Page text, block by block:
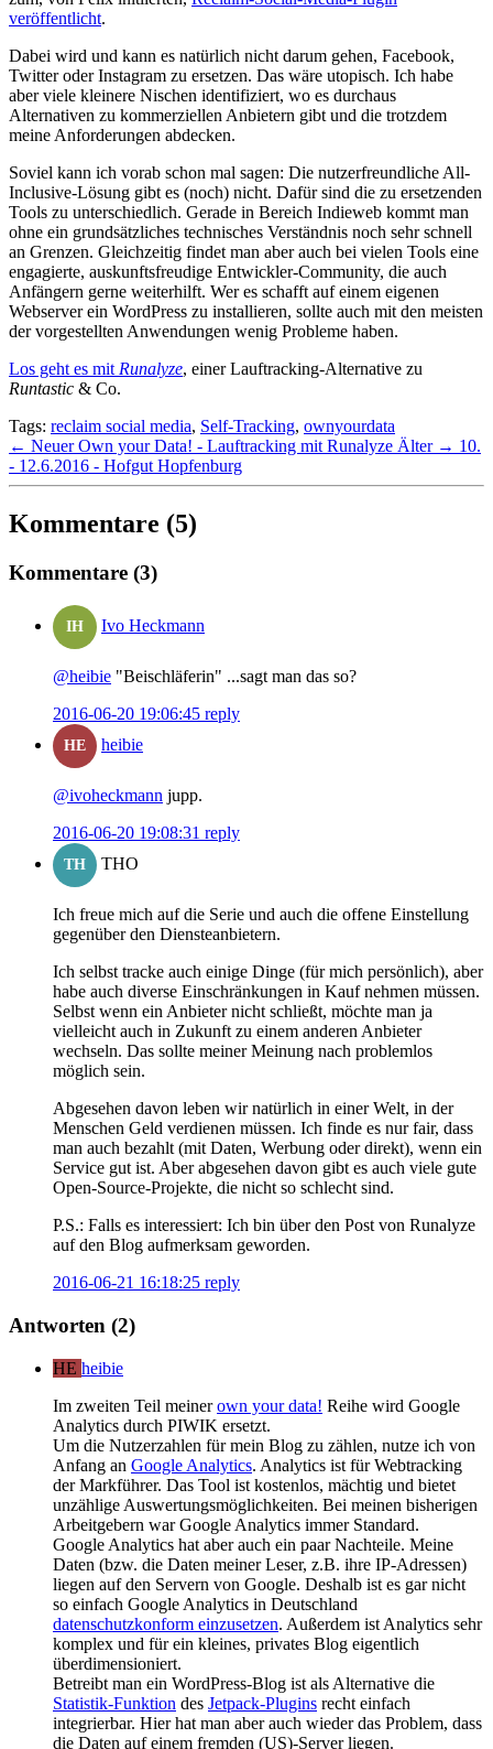
veröffentlicht.
Dabei wird und kann es natürlich nicht darum gehen, Facebook,
Twitter oder Instagram zu ersetzen. Das wäre utopisch. Ich habe
aber viele kleinere Nischen identifiziert, wo es durchaus
Alternativen zu kommerziellen Anbietern gibt und die trotzdem
meine Anforderungen abdecken.
Soviel kann ich vorab schon mal sagen: Die nutzerfreundliche All-
Inclusive-Lösung gibt es (noch) nicht. Dafür sind die zu ersetzenden
Tools zu unterschiedlich. Gerade in Bereich Indieweb kommt man
ohne ein grundsätzliches technisches Verständnis noch sehr schnell
an Grenzen. Gleichzeitig findet man aber auch bei vielen Tools eine
engagierte, auskunftsfreudige Entwickler-Community, die auch
Anfängern gerne weiterhilft. Wer es schafft auf einem eigenen
Webserver ein WordPress zu installieren, sollte auch mit den meisten
der vorgestellten Anwendungen wenig Probleme haben.
Los geht es mit Runalyze, einer Lauftracking-Alternative zu
Runtastic & Co.
Tags: reclaim social media, Self-Tracking, ownyourdata
← Neuer Own your Data! - Lauftracking mit Runalyze Älter → 10.
- 12.6.2016 - Hofgut Hopfenburg
Kommentare (5)
Kommentare (3)
IH Ivo Heckmann
@heibie "Beischläferin" ...sagt man das so?
2016-06-20 19:06:45 reply
HE heibie
@ivoheckmann jupp.
2016-06-20 19:08:31 reply
TH THO
Ich freue mich auf die Serie und auch die offene Einstellung
gegenüber den Diensteanbietern.
Ich selbst tracke auch einige Dinge (für mich persönlich), aber
habe auch diverse Einschränkungen in Kauf nehmen müssen.
Selbst wenn ein Anbieter nicht schließt, möchte man ja
vielleicht auch in Zukunft zu einem anderen Anbieter
wechseln. Das sollte meiner Meinung nach problemlos
möglich sein.
Abgesehen davon leben wir natürlich in einer Welt, in der
Menschen Geld verdienen müssen. Ich finde es nur fair, dass
man auch bezahlt (mit Daten, Werbung oder direkt), wenn ein
Service gut ist. Aber abgesehen davon gibt es auch viele gute
Open-Source-Projekte, die nicht so schlecht sind.
P.S.: Falls es interessiert: Ich bin über den Post von Runalyze
auf den Blog aufmerksam geworden.
2016-06-21 16:18:25 reply
Antworten (2)
HE heibie
Im zweiten Teil meinerown your data! Reihe wird Google
Analytics durch PIWIK ersetzt.
Um die Nutzerzahlen für mein Blog zu zählen, nutze ich von
Anfang an Google Analytics. Analytics ist für Webtracking
der Markführer. Das Tool ist kostenlos, mächtig und bietet
unzählige Auswertungsmöglichkeiten. Bei meinen bisherigen
Arbeitgebern war Google Analytics immer Standard.
Google Analytics hat aber auch ein paar Nachteile. Meine
Daten (bzw. die Daten meiner Leser, z.B. ihre IP-Adressen)
liegen auf den Servern von Google. Deshalb ist es gar nicht
so einfach Google Analytics in Deutschland
datenschutzkonform einzusetzen. Außerdem ist Analytics sehr
komplex und für ein kleines, privates Blog eigentlich
überdimensioniert.
Betreibt man ein WordPress-Blog ist als Alternative die
Statistik-Funktion des Jetpack-Plugins recht einfach
integrierbar. Hier hat man aber auch wieder das Problem, dass
die Daten auf einem fremden (US)-Server liegen.